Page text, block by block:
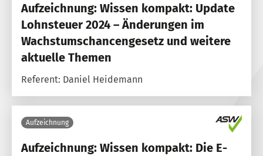
Aufzeichnung: Wissen kompakt: Update
Lohnsteuer 2024 – Änderungen im
Wachstumschancengesetz und weitere
aktuelle Themen
Referent: Daniel Heidemann
Aufzeichnung
Aufzeichnung: Wissen kompakt: Die E-